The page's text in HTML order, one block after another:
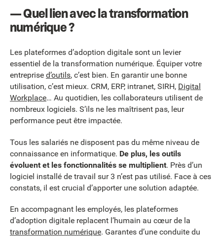
— Quel lien avec la transformation
numérique ?
Les plateformes d’adoption digitale sont un levier
essentiel de la transformation numérique. Équiper votre
entreprise d’outils, c’est bien. En garantir une bonne
utilisation, c’est mieux. CRM, ERP, intranet, SIRH, Digital
Workplace… Au quotidien, les collaborateurs utilisent de
nombreux logiciels. S’ils ne les maîtrisent pas, leur
performance peut être impactée.
Tous les salariés ne disposent pas du même niveau de
connaissance en informatique. De plus, les outils
évoluent et les fonctionnalités se multiplient. Près d’un
logiciel installé de travail sur 3 n’est pas utilisé. Face à ces
constats, il est crucial d’apporter une solution adaptée.
En accompagnant les employés, les plateformes
d’adoption digitale replacent l’humain au cœur de la
transformation numérique. Garantes d’une conduite du